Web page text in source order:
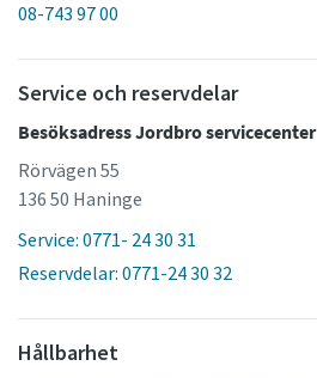
08-743 97 00
Service och reservdelar
Besöksadress Jordbro servicecenter
Rörvägen 55
136 50 Haninge
Service: 0771- 24 30 31
Reservdelar: 0771-24 30 32
Hållbarhet